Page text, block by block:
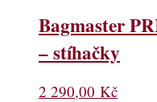
Bagmaster
– stíhačky
2 290,00 Kč